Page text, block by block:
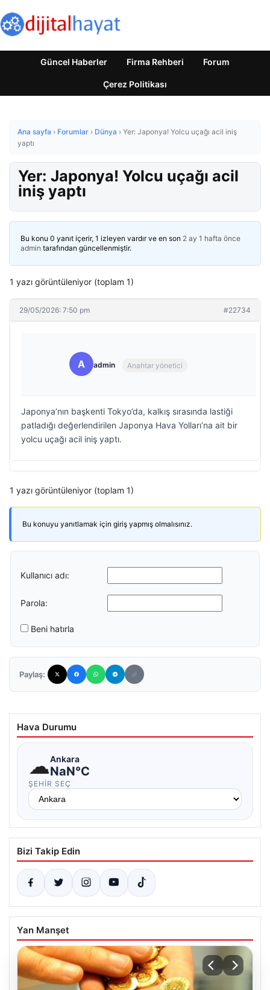
Güncel Haberler Firma Rehberi Forum
Çerez Politikası
Ana sayfa › Forumlar › Dünya › Yer: Japonya! Yolcu uçağı acil iniş
yaptı
Yer: Japonya! Yolcu uçağı acil
iniş yaptı
Bu konu 0 yanıt içerir, 1 izleyen vardır ve en son 2 ay 1 hafta önce
admin tarafından güncellenmiştir.
1 yazı görüntüleniyor (toplam 1)
29/05/2026: 7:50 pm #22734
A admin Anahtar yönetici
Japonya’nın başkenti Tokyo’da, kalkış sırasında lastiği
patladığı değerlendirilen Japonya Hava Yolları’na ait bir
yolcu uçağı acil iniş yaptı.
1 yazı görüntüleniyor (toplam 1)
Bu konuyu yanıtlamak için giriş yapmış olmalısınız.
Kullanıcı adı:
Parola:
Beni hatırla
Paylaş:
Hava Durumu
☁Ankara
NaN°C
ŞEHIR SEÇ
Bizi Takip Edin
Yan Manşet